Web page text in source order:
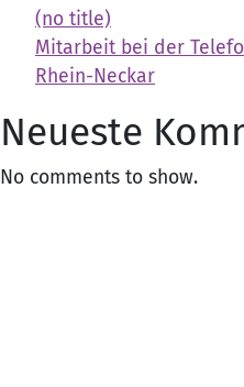
(no title)
Mitarbeit bei der
Rhein-Neckar
Neueste
No comments to show.